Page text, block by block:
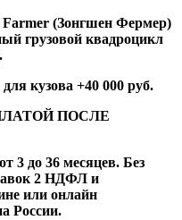
Farmer (Зонгшен Фермер)
грузовой квадроцикл
кузова +40 000 руб.
ПОСЛЕ
3 до 36 месяцев. Без
2 НДФЛ и
или онлайн
России.